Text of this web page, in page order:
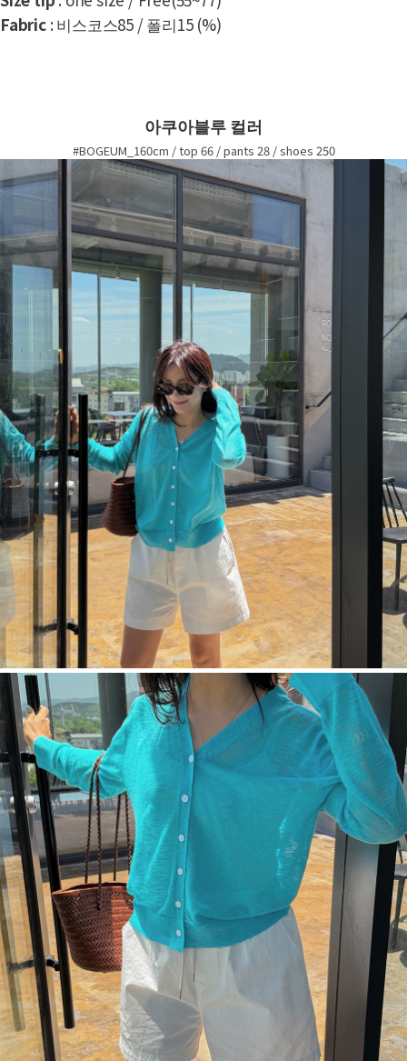
Fabric: 비스코스85 / 폴리15 (%)
아쿠아블루 컬러
#BOGEUM_160cm / top 66 / pants 28 / shoes 250